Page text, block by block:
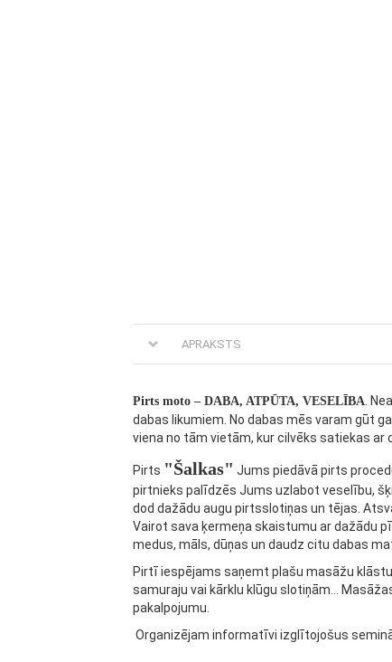
APRAKSTS
Pirts moto – DABA, ATPŪTA, VESELĪBA .
dabas likumiem. No dabas mēs varam gūt
viena no tām vietām, kur cilvēks satiekas ar
Pirts "Šalkas" Jums piedāvā pirts
pirtnieks palīdzēs Jums uzlabot veselību,
dod dažādu augu pirtsslotiņas un tējas.
Vairot sava ķermeņa skaistumu ar dažādu
medus, māls, dūņas un daudz citu dabas
Pirtī iespējams saņemt plašu masāžu
samuraju vai kārklu klūgu slotiņām...
pakalpojumu.
Organizējam informatīvi izglītojošus